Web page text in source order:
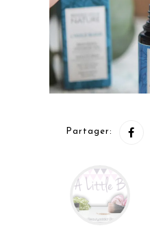
Partager: